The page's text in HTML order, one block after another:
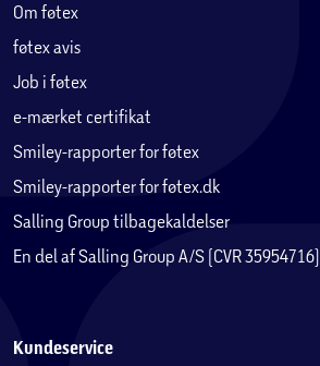
Om føtex
føtex avis
Job i føtex
e-mærket certifikat
Smiley-rapporter for føtex
Smiley-rapporter for føtex.dk
Salling Group tilbagekaldelser
En del af Salling Group A/S (CVR 35954716)
Kundeservice